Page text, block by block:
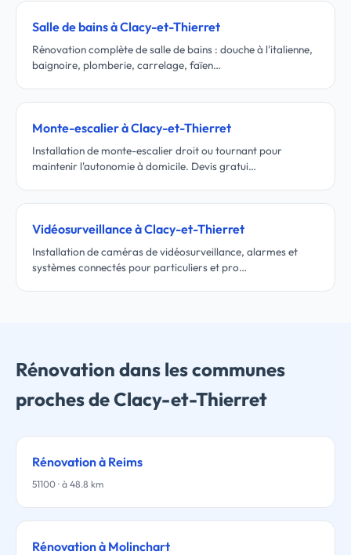
Salle de bains à Clacy-et-Thierret
Rénovation complète de salle de bains : douche à l'italienne,
baignoire, plomberie, carrelage, faïen…
Monte-escalier à Clacy-et-Thierret
Installation de monte-escalier droit ou tournant pour
maintenir l'autonomie à domicile. Devis gratui…
Vidéosurveillance à Clacy-et-Thierret
Installation de caméras de vidéosurveillance, alarmes et
systèmes connectés pour particuliers et pro…
Rénovation dans les communes
proches de Clacy-et-Thierret
Rénovation à Reims
51100 · à 48.8 km
Rénovation à Molinchart